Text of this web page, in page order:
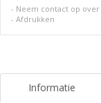
- Neem contact op
- Afdrukken
Informatie